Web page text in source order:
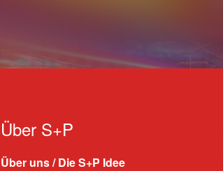
Über S+P
Über uns / Die S+P Idee